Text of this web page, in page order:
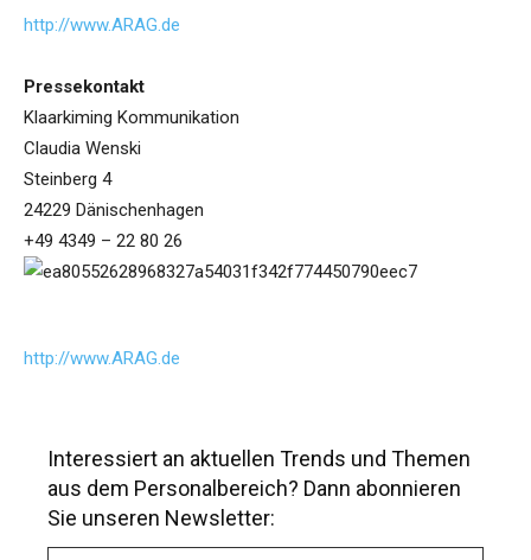
http://www.ARAG.de
Pressekontakt
Klaarkiming Kommunikation
Claudia Wenski
Steinberg 4
24229 Dänischenhagen
+49 4349 – 22 80 26
http://www.ARAG.de
Interessiert an aktuellen Trends und Themen
aus dem Personalbereich? Dann abonnieren
Sie unseren Newsletter: